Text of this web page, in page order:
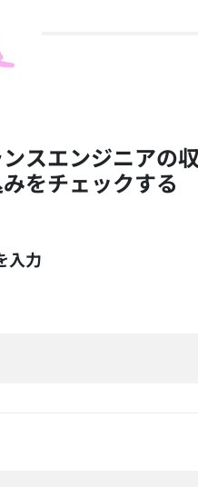
スエンジニアの
をチェックする​
入力